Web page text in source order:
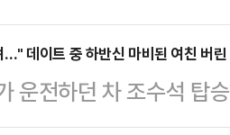
개된 사진에 따르면 인
차림(사진 왼쪽)으로
에 공유돼 화제를
교육부 장관 후보자를
명을 강행하려 했으나,
마저 낙마하게 됐다.
데이트 중 하반신 마비된 여친 버린
운전하던 차 조수석 탑
데, 보살핌을 약속했던